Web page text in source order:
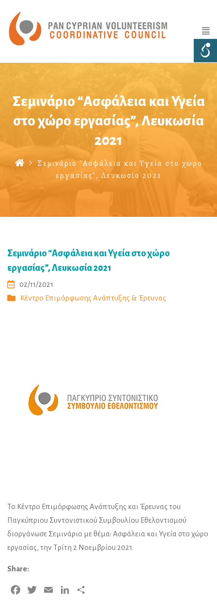
Σεμινάριο “Ασφάλεια και Υγεία
στο χώρο εργασίας”, Λευκωσία
2021
Σεμινάριο "Ασφάλεια και Υγεία στο χώρο
εργασίας", Λευκωσία 2021
Σεμινάριο “Ασφάλεια και Υγεία στο χώρο
εργασίας”, Λευκωσία 2021
02/11/2021
Κέντρο Επιμόρφωσης Ανάπτυξης & Έρευνας
To Κέντρο Επιμόρφωσης Ανάπτυξης και Έρευνας του
Παγκύπριου Συντονιστικού Συμβουλίου Εθελοντισμού
διοργάνωσε Σεμινάριο με θέμα: Ασφάλεια και Υγεία στο χώρο
εργασίας, την Τρίτη 2 Νοεμβρίου 2021.
Share:
Facebook
Twitter Email LinkedIn